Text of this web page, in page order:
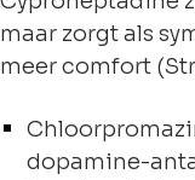
maar zorgt als
meer comfort
dopamine-